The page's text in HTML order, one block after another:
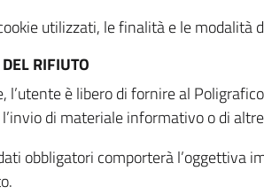
utilizzati, le finalità e le modalità
RIFIUTO
è libero di fornire al
di materiale informativo o di
obbligatori comporterà l’oggettiva